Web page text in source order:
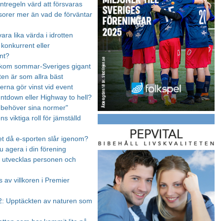
värd att försvaras
mer än vad de förväntar
lika värda i idrotten
eller
sommar-Sveriges gigant
är som allra bäst
gör vinst vid event
eller Highway to hell?
sina normer"
viktiga roll för jämställd
då e-sporten slår igenom?
agera i din förening
personen och
av villkoren i Premier
Upptäckten av naturen som